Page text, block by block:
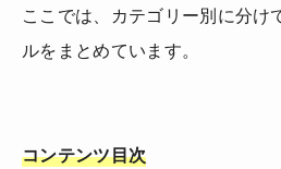
ここでは、カテゴリー別に分け
ルをまとめています。
コンテンツ目次